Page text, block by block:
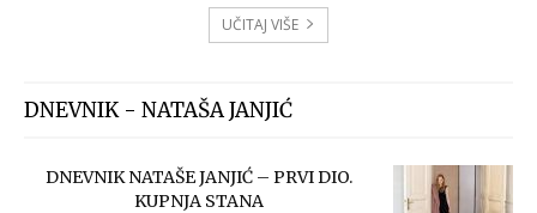
UČITAJ VIŠE
DNEVNIK - NATAŠA JANJIĆ
DNEVNIK NATAŠE JANJIĆ – PRVI DIO.
KUPNJA STANA